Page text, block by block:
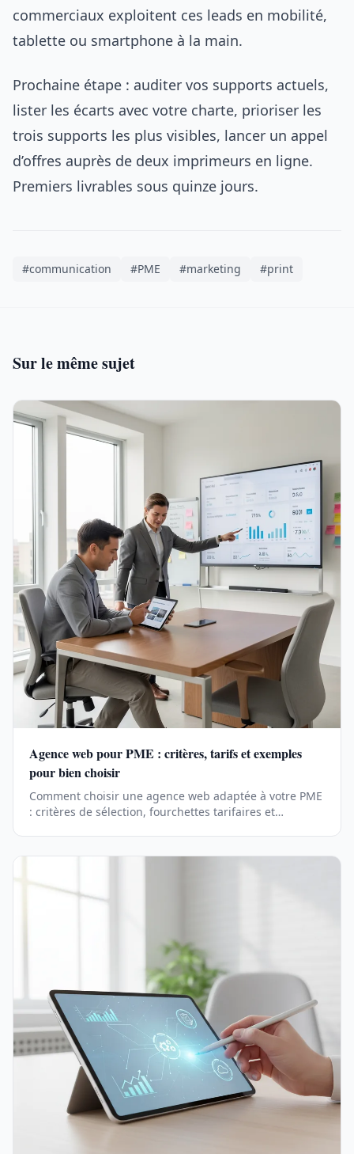
commerciaux exploitent ces leads en mobilité,
tablette ou smartphone à la main.
Prochaine étape : auditer vos supports actuels,
lister les écarts avec votre charte, prioriser les
trois supports les plus visibles, lancer un appel
d’offres auprès de deux imprimeurs en ligne.
Premiers livrables sous quinze jours.
#communication #PME #marketing #print
Sur le même sujet
Agence web pour PME : critères, tarifs et exemples
pour bien choisir
Comment choisir une agence web adaptée à votre PME
: critères de sélection, fourchettes tarifaires et